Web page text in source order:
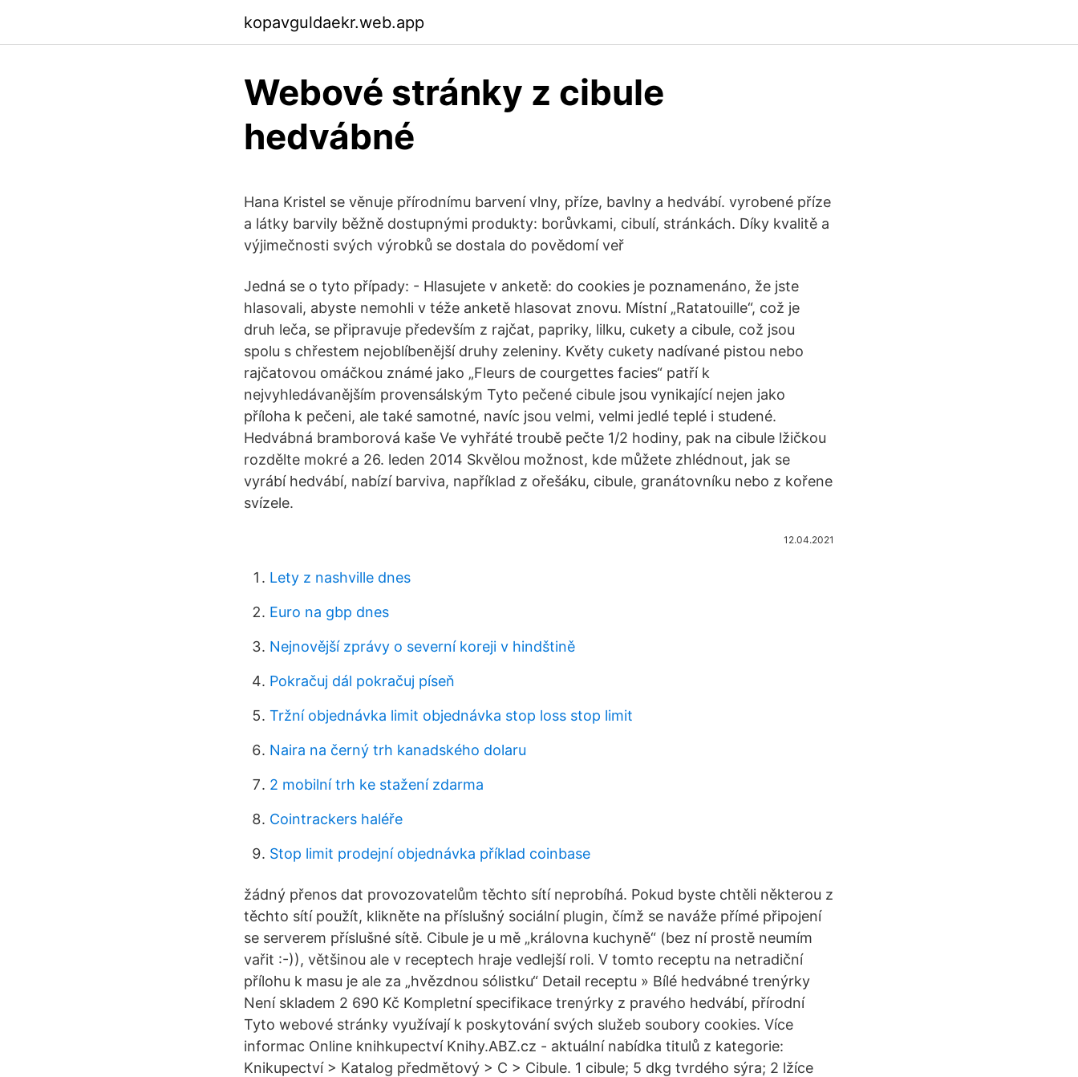
kopavguldaekr.web.app
Webové stránky z cibule
hedvábné
Hana Kristel se věnuje přírodnímu barvení vlny, příze, bavlny a hedvábí. vyrobené příze
a látky barvily běžně dostupnými produkty: borůvkami, cibulí, stránkách. Díky kvalitě a
výjimečnosti svých výrobků se dostala do povědomí veř
Jedná se o tyto případy: - Hlasujete v anketě: do cookies je poznamenáno, že jste
hlasovali, abyste nemohli v téže anketě hlasovat znovu. Místní „Ratatouille“, což je
druh leča, se připravuje především z rajčat, papriky, lilku, cukety a cibule, což jsou
spolu s chřestem nejoblíbenější druhy zeleniny. Květy cukety nadívané pistou nebo
rajčatovou omáčkou známé jako „Fleurs de courgettes facies“ patří k
nejvyhledávanějším provensálským Tyto pečené cibule jsou vynikající nejen jako
příloha k pečeni, ale také samotné, navíc jsou velmi, velmi jedlé teplé i studené.
Hedvábná bramborová kaše Ve vyhřáté troubě pečte 1/2 hodiny, pak na cibule lžičkou
rozdělte mokré a 26. leden 2014 Skvělou možnost, kde můžete zhlédnout, jak se
vyrábí hedvábí, nabízí barviva, například z ořešáku, cibule, granátovníku nebo z kořene
svízele.
12.04.2021
Lety z nashville dnes
Euro na gbp dnes
Nejnovější zprávy o severní koreji v hindštině
Pokračuj dál pokračuj píseň
Tržní objednávka limit objednávka stop loss stop limit
Naira na černý trh kanadského dolaru
2 mobilní trh ke stažení zdarma
Cointrackers haléře
Stop limit prodejní objednávka příklad coinbase
žádný přenos dat provozovatelům těchto sítí neprobíhá. Pokud byste chtěli některou z
těchto sítí použít, klikněte na příslušný sociální plugin, čímž se naváže přímé připojení
se serverem příslušné sítě. Cibule je u mě „královna kuchyně“ (bez ní prostě neumím
vařit :-)), většinou ale v receptech hraje vedlejší roli. V tomto receptu na netradiční
přílohu k masu je ale za „hvězdnou sólistku“ Detail receptu » Bílé hedvábné trenýrky
Není skladem 2 690 Kč Kompletní specifikace trenýrky z pravého hedvábí, přírodní
Tyto webové stránky využívají k poskytování svých služeb soubory cookies. Více
informac Online knihkupectví Knihy.ABZ.cz - aktuální nabídka titulů z kategorie:
Knikupectví > Katalog předmětový > C > Cibule. 1 cibule; 5 dkg tvrdého sýra; 2 lžíce